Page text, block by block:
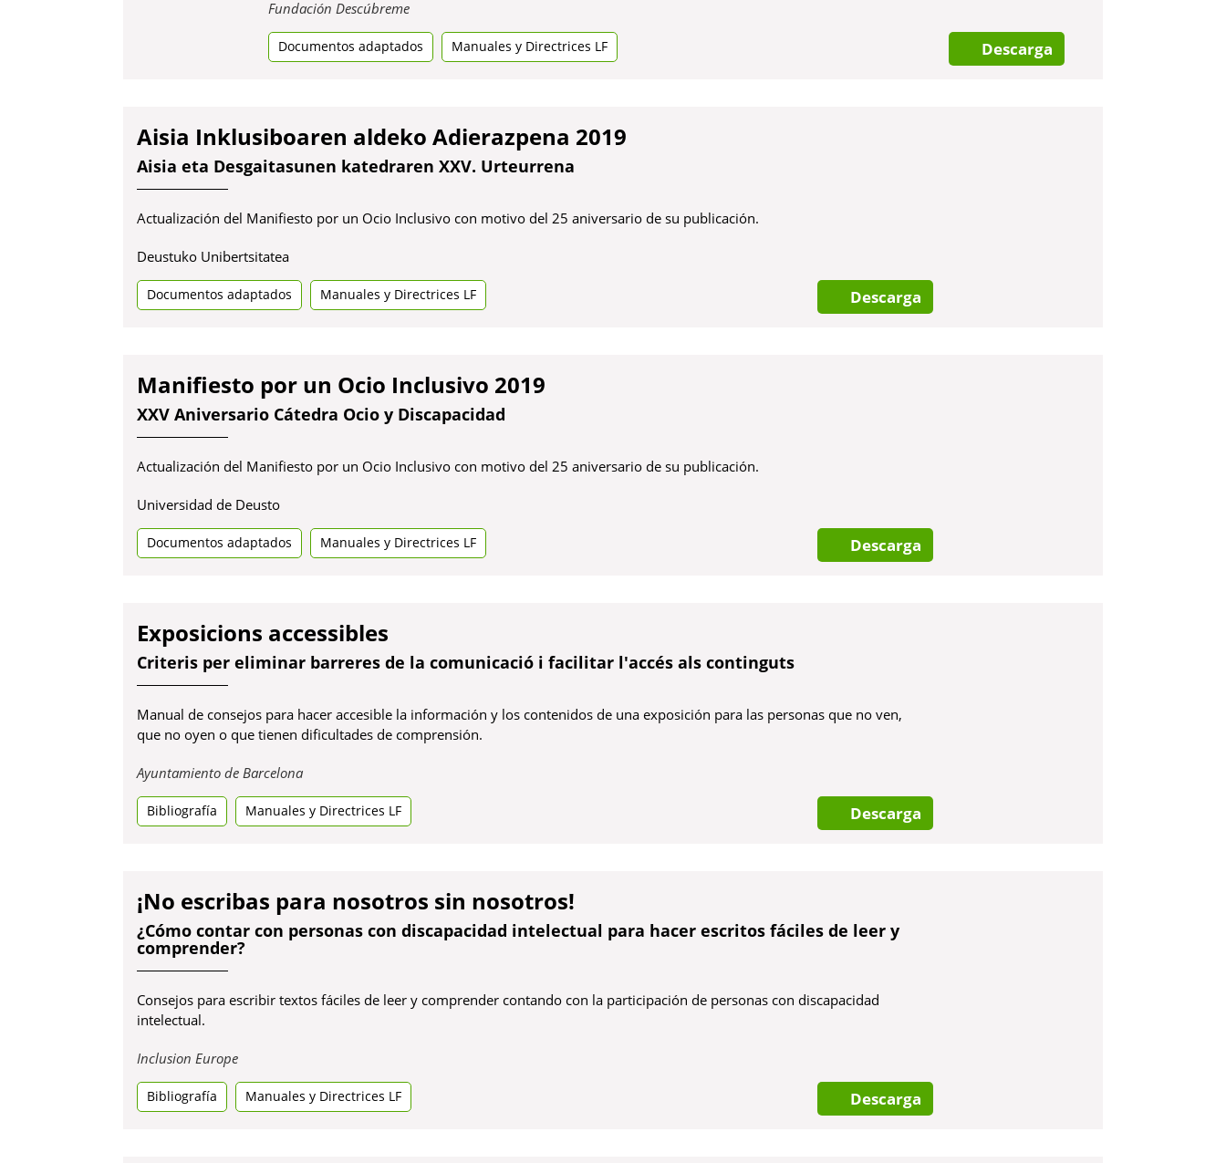
Fundación DescúbremeObre
en
una
pestanya
Documentos adaptados Manuales y Directrices LF Descarga
Aisia Inklusiboaren aldeko Adierazpena 2019
Aisia eta Desgaitasunen katedraren XXV. Urteurrena
Actualización del Manifiesto por un Ocio Inclusivo con motivo del 25 aniversario de su publicación.
Deustuko Unibertsitatea
Documentos adaptados Manuales y Directrices LF Descarga
Manifiesto por un Ocio Inclusivo 2019
XXV Aniversario Cátedra Ocio y Discapacidad
Actualización del Manifiesto por un Ocio Inclusivo con motivo del 25 aniversario de su publicación.
Universidad de Deusto
Documentos adaptados Manuales y Directrices LF Descarga
Exposicions accessibles
Criteris per eliminar barreres de la comunicació i facilitar l'accés als continguts
Manual de consejos para hacer accesible la información y los contenidos de una exposición para las personas que no ven,
que no oyen o que tienen dificultades de comprensión.
Ayuntamiento de BarcelonaObre
en
una
pestanya
Bibliografía Manuales y Directrices LF Descarga
¡No escribas para nosotros sin nosotros!
¿Cómo contar con personas con discapacidad intelectual para hacer escritos fáciles de leer y
comprender?
Consejos para escribir textos fáciles de leer y comprender contando con la participación de personas con discapacidad
intelectual.
Inclusion EuropeObre
en
una
pestanya
Bibliografía Manuales y Directrices LF Descarga